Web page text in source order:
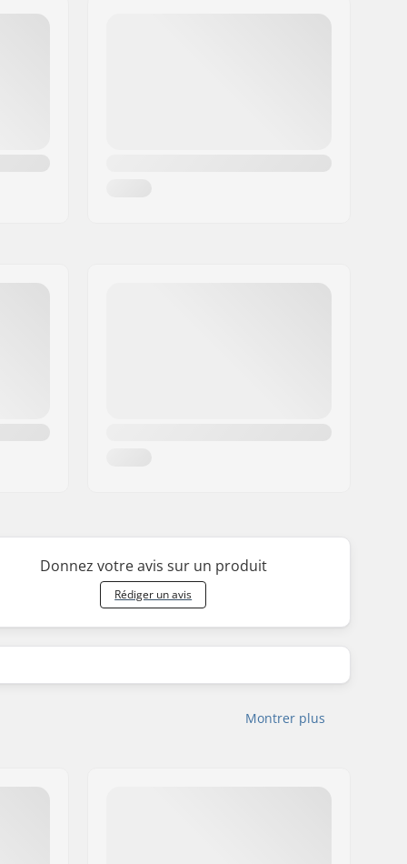
Donnez votre avis sur un produit
Rédiger un avis
Montrer plus